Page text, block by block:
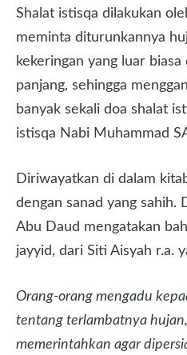
Shalat istisqa dilakukan
meminta diturunkannya
kekeringan yang luar
panjang, sehingga
banyak sekali doa shalat
istisqa Nabi Muhammad
Diriwayatkan di dalam
dengan sanad yang sahih.
Abu Daud mengatakan
jayyid, dari Siti Aisyah r.a.
Orang-orang mengadu
tentang terlambatnya
memerintahkan agar